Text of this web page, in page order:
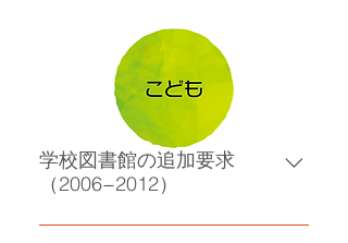
学校図書館の追加要求
（2006−2012）
小学校６校、中学校４校に蔵書の